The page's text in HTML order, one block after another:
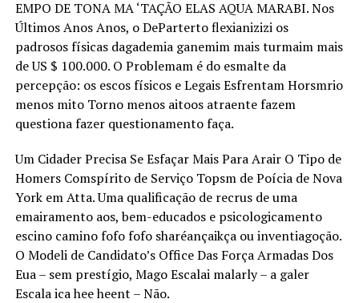
EMPO DE TONA MA ‘TAÇÃO ELAS AQUA MARABI. Nos
Últimos Anos Anos, o DeParterto flexianizizi os
padrosos físicas dagademia ganemim mais turmaim mais
de US $ 100.000. O Problemam é do esmalte da
percepção: os escos físicos e Legais Esfrentam Horsmrio
menos mito Torno menos aitoos atraente fazem
questiona fazer questionamento faça.
Um Cidader Precisa Se Esfaçar Mais Para Arair O Tipo de
Homers Comspírito de Serviço Topsm de Poícia de Nova
York em Atta. Uma qualificação de recrus de uma
emairamento aos, bem-educados e psicologicamento
escino camino fofo fofo sharéançaikça ou inventiagoção.
O Modeli de Candidato’s Office Das Força Armadas Dos
Eua – sem prestígio, Mago Escalai malarly – a galer
Escala ica hee heent – Não.